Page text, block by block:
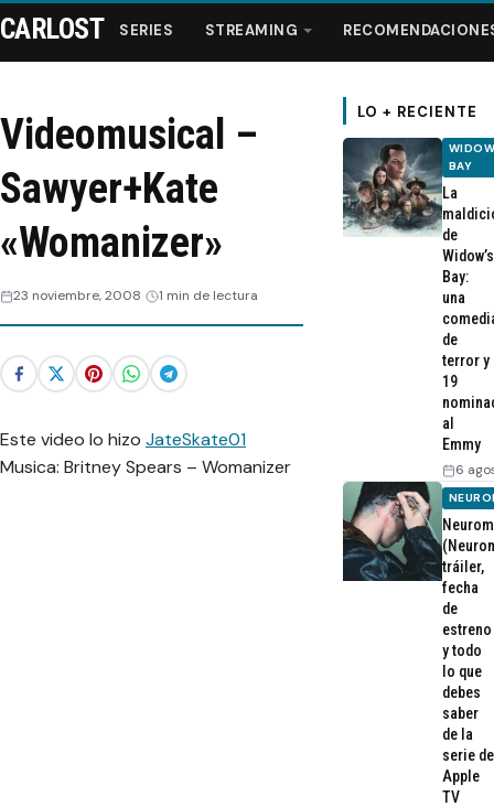
Streaming
Recomendaciones
Videos
CARLOST SERIES STREAMING
Videomusical –
Sawyer+Kate
«Womanizer»
23 noviembre, 2008 1 min de lectura
Este video lo hizo JateSkate01
Musica: Britney Spears – Womanizer
LO + RECIENTE
BAY
La
de
Widow’s
Bay:
una
de
terror y
19
al
Emmy
6
tráiler,
fecha
de
estreno
y todo
lo que
debes
saber
de la
serie de
Apple
TV